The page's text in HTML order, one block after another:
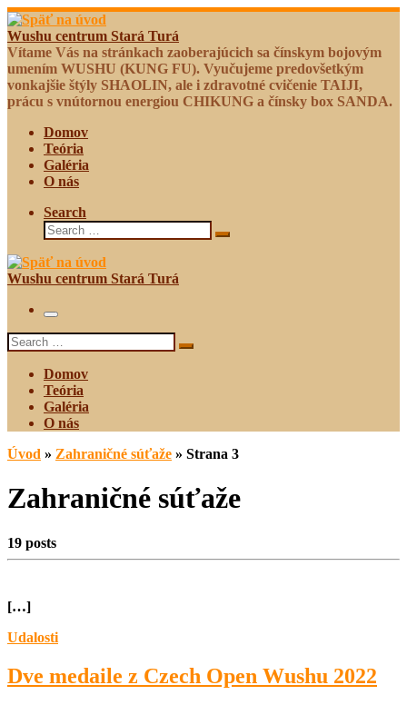
Skip
to
content
Wushu centrum Stará Turá
Vítame Vás na stránkach zaoberajúcich sa čínskym bojovým
umením WUSHU (KUNG FU). Vyučujeme predovšetkým
vonkajšie štýly SHAOLIN, ale i zdravotné cvičenie TAIJI,
prácu s vnútornou energiou CHIKUNG a čínsky box SANDA.
Domov
Teória
Galéria
O nás
Search
Search
Search
Wushu centrum Stará Turá
Menu
Search
Search
Domov
Teória
Galéria
O nás
Úvod » Zahraničné súťaže » Strana 3
Zahraničné súťaže
19 posts
[…]
Udalosti
Dve medaile z Czech Open Wushu 2022